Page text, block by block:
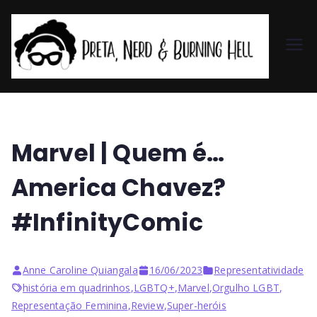
et
&
Marvel | Quem é…
America Chavez?
#InfinityComic
Anne Caroline Quiangala 16/06/2023
Representatividade
história em quadrinhos,LGBTQ+,Marvel,Orgulho LGBT,
Representação Feminina,Review,Super-heróis